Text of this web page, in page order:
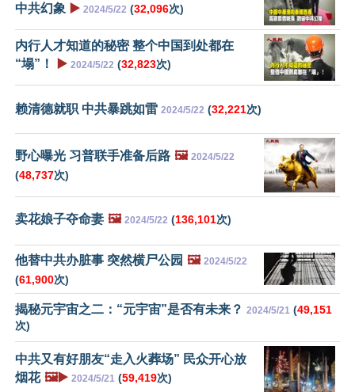
中共幻象 ▶️ 2024/5/22 (32,096次)
内行人才知道的秘密 整个中国到处都在
“塌”！
▶️ 2024/5/22 (32,823次)
赖清德就职 中共暴跳如雷 2024/5/22 (32,221次)
野心曝光 习普联手准备后路 🖼️ 2024/5/22
(48,737次)
卖花娘子夺命妻 🖼️ 2024/5/22 (136,101次)
他替中共办脏事 突然横尸公园 🖼️ 2024/5/22
(61,900次)
揭秘元宇宙之二：“元宇宙”是否有未来？ 2024/5/21 (49,151
次)
中共又有好朋友“走入火葬场” 民众开心放
烟花 🖼️▶️ 2024/5/21 (59,419次)